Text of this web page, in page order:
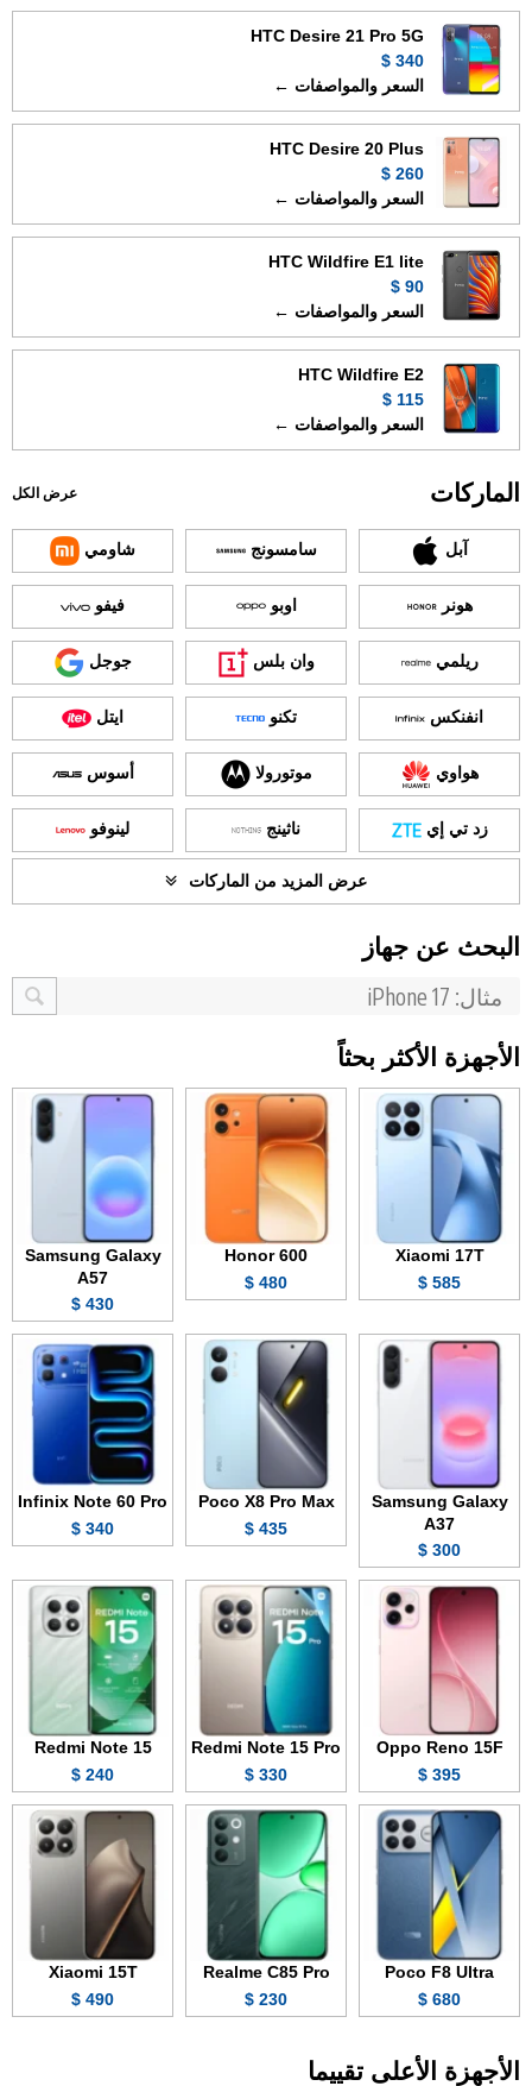
HTC Desire 21 Pro 5G
340 $
السعر والمواصفات ←
HTC Desire 20 Plus
260 $
السعر والمواصفات ←
HTC Wildfire E1 lite
90 $
السعر والمواصفات ←
HTC Wildfire E2
115 $
السعر والمواصفات ←
الماركات عرض الكل
آبل سامسونج شاومي
هونر اوبو فيفو
ريلمي وان بلس جوجل
انفنكس تكنو ايتل
هواوي موتورولا أسوس
زد تي إي ناثينج لينوفو
عرض المزيد من الماركات
البحث عن جهاز
الأجهزة الأكثر بحثاً
Xiaomi 17T
585 $
Honor 600
480 $
Samsung Galaxy
A57
430 $
Samsung Galaxy
A37
300 $
Poco X8 Pro Max
435 $
Infinix Note 60 Pro
340 $
Oppo Reno 15F
395 $
Redmi Note 15 Pro
330 $
Redmi Note 15
240 $
Poco F8 Ultra
680 $
Realme C85 Pro
230 $
Xiaomi 15T
490 $
الأجهزة الأعلى تقييما